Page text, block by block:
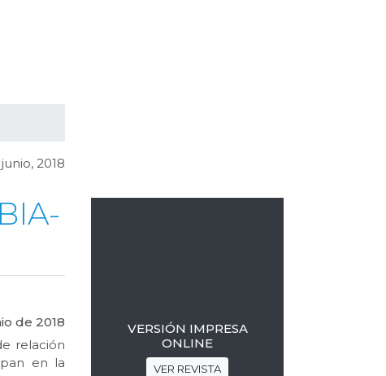
junio, 2018
de 2018
relación
en la
VERSIÓN IMPRESA
ONLINE
VER REVISTA